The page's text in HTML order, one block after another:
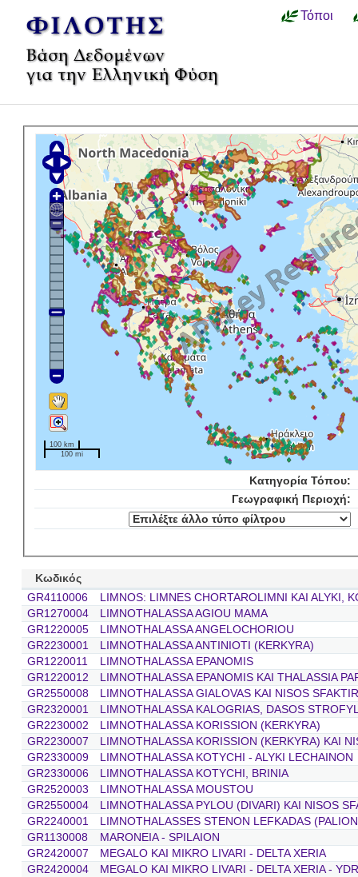
Τόποι
100 km
100 mi
Κατηγορία Τόπου:
Γεωγραφική Περιοχή:
Κωδικός
GR4110006
LIMNOS: LIMNES CHORTAROLIMNI KAI ALYKI,
GR1270004
LIMNOTHALASSA AGIOU MAMA
GR1220005
LIMNOTHALASSA ANGELOCHORIOU
GR2230001
LIMNOTHALASSA ANTINIOTI (KERKYRA)
GR1220011
LIMNOTHALASSA EPANOMIS
GR1220012
LIMNOTHALASSA EPANOMIS KAI THALASSIA
GR2550008
LIMNOTHALASSA GIALOVAS KAI NISOS
GR2320001
LIMNOTHALASSA KALOGRIAS, DASOS
GR2230002
LIMNOTHALASSA KORISSION (KERKYRA)
GR2230007
LIMNOTHALASSA KORISSION (KERKYRA) KAI
GR2330009
LIMNOTHALASSA KOTYCHI - ALYKI LECHAINON
GR2330006
LIMNOTHALASSA KOTYCHI, BRINIA
GR2520003
LIMNOTHALASSA MOUSTOU
GR2550004
LIMNOTHALASSA PYLOU (DIVARI) KAI NISOS
GR2240001
LIMNOTHALASSES STENON LEFKADAS
GR1130008
MARONEIA - SPILAION
GR2420007
MEGALO KAI MIKRO LIVARI - DELTA XERIA
GR2420004
MEGALO KAI MIKRO LIVARI - DELTA XERIA -